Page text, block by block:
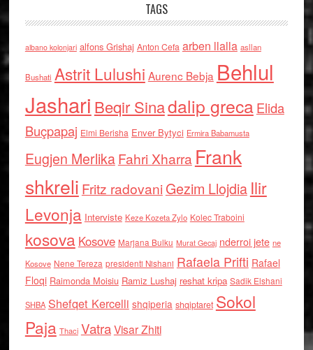
TAGS
albano kolonjari alfons Grishaj Anton Cefa arben llalla asllan
Bushati Astrit Lulushi Aurenc Bebja Behlul
Jashari Beqir Sinadalip grecaElida
Buçpapaj Elmi Berisha Enver Bytyci Ermira Babamusta
Eugjen MerlikaFahri Xharra Frank
shkreli Fritz radovaniGezim Llojdia Ilir
Levonja Interviste Keze Kozeta Zylo Kolec Traboini
kosova Kosove Marjana Bulku Murat Gecaj nderroi jete ne
Kosove Nene Tereza presidenti Nishani Rafaela Prifti Rafael
Floqi Raimonda Moisiu Ramiz Lushaj reshat kripa Sadik Elshani
SHBA Shefqet Kercelli shqiperia shqiptaret Sokol
Paja Thaci VatraVisar Zhiti